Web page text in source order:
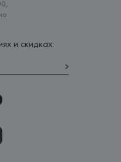
и скидках: